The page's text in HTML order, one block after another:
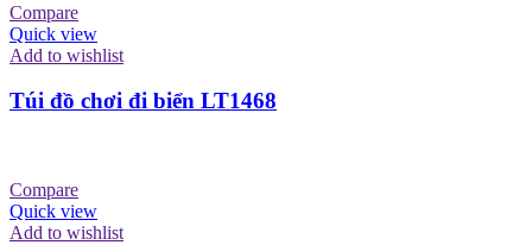
Compare
Quick view
Add to wishlist
Túi đồ chơi đi biển LT1468
Compare
Quick view
Add to wishlist